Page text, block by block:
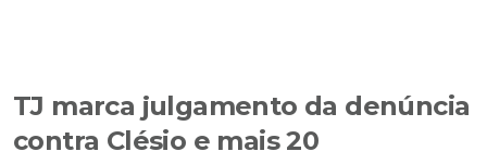
TJ marca julgamento da denúncia
contra Clésio e mais 20